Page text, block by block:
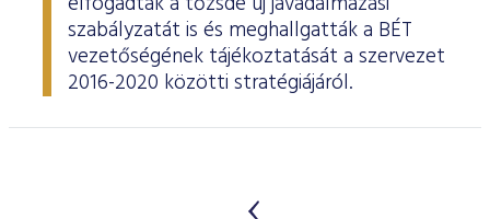
szabályzatát is és meghallgatták a BÉT
vezetőségének tájékoztatását a szervezet
2016-2020 közötti stratégiájáról.